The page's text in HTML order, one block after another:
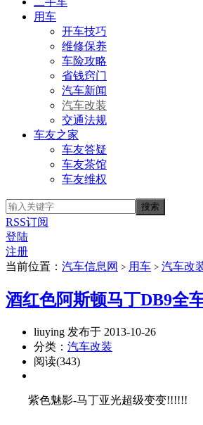
用车
开车技巧
维修保养
车险攻略
省钱窍门
汽车新闻
汽车改装
交通法规
车友之家
车友答疑
车友茶馆
车友维权
RSS订阅
登陆
注册
当前位置： 汽车信息网 > 用车 > 汽车改
酒红色阿斯顿马丁DB9全
liuying 发布于 2013-10-26
分类： 汽车改装
阅读(343)
紫色魅影-马丁亚光超级变变!!!!!!